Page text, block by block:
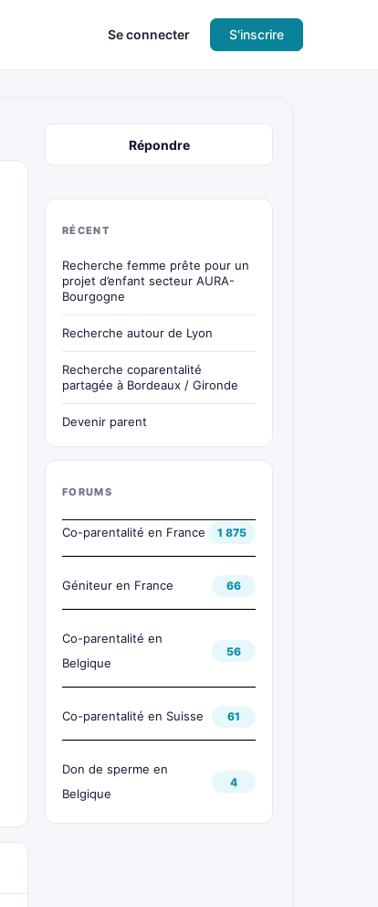
Se connecter S'inscrire
Répondre
RÉCENT
Recherche femme prête pour un
projet d’enfant secteur AURA-
Bourgogne
Recherche autour de Lyon
Recherche coparentalité
partagée à Bordeaux / Gironde
Devenir parent
FORUMS
Co-parentalité en France 1 875
Géniteur en France 66
Co-parentalité en
Belgique
56
Co-parentalité en Suisse 61
Don de sperme en
Belgique
4